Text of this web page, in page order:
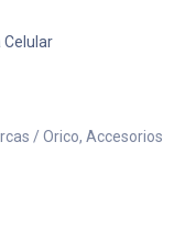
Celular
/ Orico, Accesorios